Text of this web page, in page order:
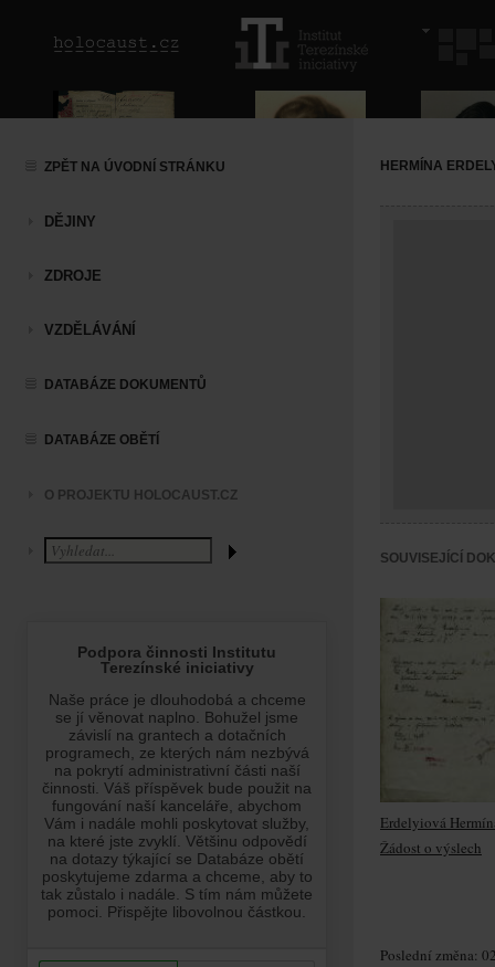
ZPĚT NA ÚVODNÍ STRÁNKU
DĚJINY
ZDROJE
VZDĚLÁVÁNÍ
DATABÁZE DOKUMENTŮ
DATABÁZE OBĚTÍ
O PROJEKTU HOLOCAUST.CZ
HERMÍNA
SOUVISEJÍCÍ
Erdelyiová
Žádost o výslech
Poslední změna: